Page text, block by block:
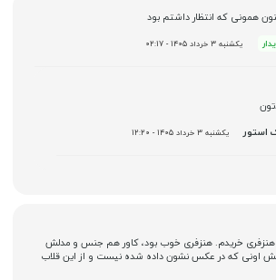
همونی که انتظار داشتم بود
یکشنبه 3 خرداد 1405 - 02:17
استور
یکشنبه 3 خرداد 1405 - 12:20
هنزفری خریدم. هنزفری خوب بود، کاور هم جنس و مدلش
اونی که در عکس نشون داده شده نیست و از این قلاب